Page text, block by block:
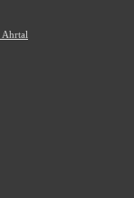
Ahrtal